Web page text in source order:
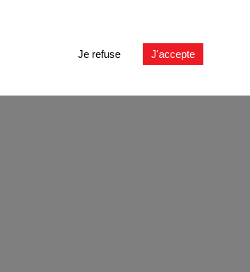
Je refuse J'accepte